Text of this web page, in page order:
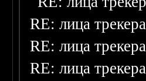
RE: лица
RE: лица
RE: лица